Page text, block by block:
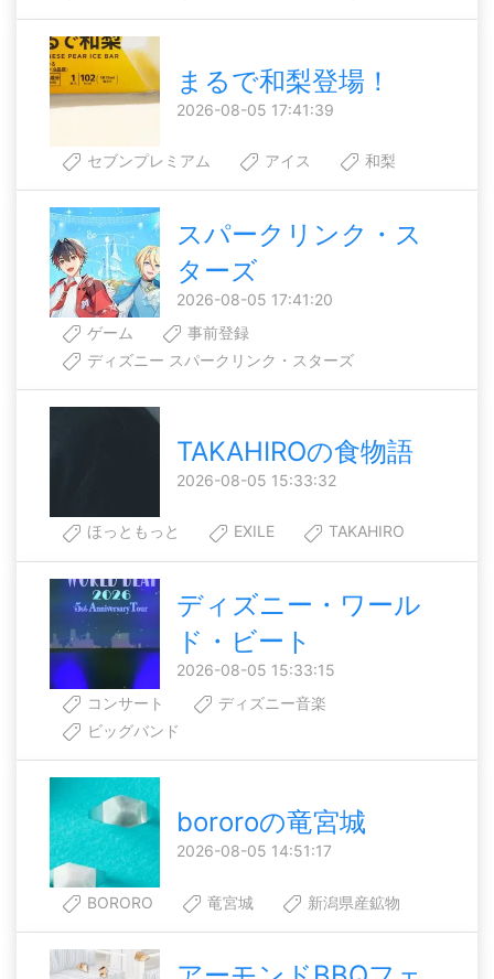
まるで和梨登場！
2026-08-05 17:41:39
セブンプレミアム アイス 和梨
スパークリンク・ス
ターズ
2026-08-05 17:41:20
ゲーム
事前登録
ディズニー スパークリンク・スターズ
TAKAHIROの食物語
2026-08-05 15:33:32
ほっともっと EXILE TAKAHIRO
ディズニー・ワール
ド・ビート
2026-08-05 15:33:15
コンサート
ディズニー音楽
ビッグバンド
bororoの竜宮城
2026-08-05 14:51:17
BORORO 竜宮城 新潟県産鉱物